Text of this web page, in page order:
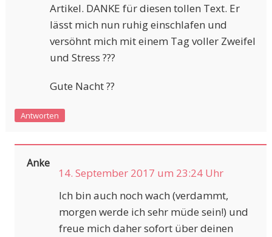
Artikel. DANKE für diesen tollen Text. Er
lässt mich nun ruhig einschlafen und
versöhnt mich mit einem Tag voller Zweifel
und Stress ???
Gute Nacht ??
Antworten
Anke
14. September 2017 um 23:24 Uhr
Ich bin auch noch wach (verdammt,
morgen werde ich sehr müde sein!) und
freue mich daher sofort über deinen